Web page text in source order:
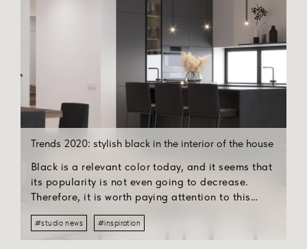
Trends 2020: stylish black in the interior of the house
Black is a relevant color today, and it seems that
its popularity is not even going to decrease.
Therefore, it is worth paying attention to this
color in the interior of your home, even if at first
it seems difficult to use it appropriately in an
apartment or house.
#studio news #inspiration